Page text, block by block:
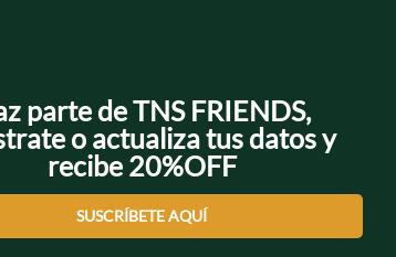
piezas para los que aman la comodidad, el color y
hemos diseñado una colección especial para llevar lo
parte de TNS FRIENDS,
o actualiza tus datos y
recibe 20%OFF
SUSCRÍBETE AQUÍ